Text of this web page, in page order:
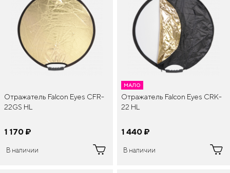
Отражатель Falcon Eyes CFR-
22GS HL
1 170 ¤
В наличии
МАЛО
Отражатель Falcon Eyes CRK-
22 HL
1 440 ¤
В наличии